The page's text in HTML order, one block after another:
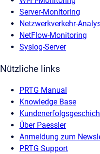
Server-Monitoring
Netzwerkverkehr-
NetFlow-Monitoring
Syslog-Server
Nützliche links
PRTG Manual
Knowledge Base
Über Paessler
Anmeldung zum
PRTG Support